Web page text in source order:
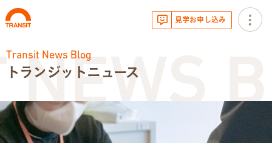
お知らせ
トランジットニュース
Transit News Blog
トランジットニュース
見学お申し込み